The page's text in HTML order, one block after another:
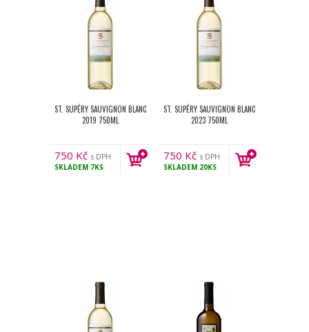
ST. SUPÉRY SAUVIGNON BLANC
2019 750ML
750 Kč s DPH
SKLADEM 7KS
ST. SUPÉRY SAUVIGNON BLANC
2023 750ML
750 Kč s DPH
SKLADEM 20KS